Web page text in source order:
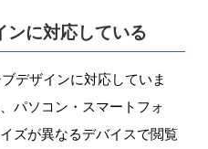
ンに対応している
デザインに対応していま
パソコン・スマートフォ
ズが異なるデバイスで閲覧